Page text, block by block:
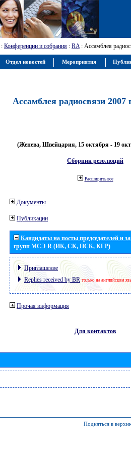
: Конференции и собрания : RA: Ассамблея
Ассамблея радиосвязи 2007
(Женева, Швейцария, 15 октября - 19
Сборник резолюций
Расширить все
Документы
Публикации
Кандидаты на посты председателей и
групп МСЭ-R (ИК, СК, ПСК, КГР)
Приглашение
Replies received by BR только на английском
Прочая информация
Для контактов
Подняться в
Отдел новостей Мероприятия